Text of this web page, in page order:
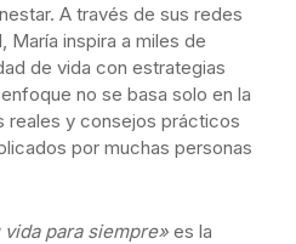
A través de sus redes
María inspira a miles de
de vida con estrategias
no se basa solo en la
reales y consejos prácticos
por muchas personas
para siempre» es la